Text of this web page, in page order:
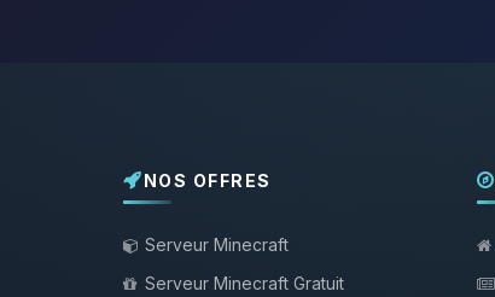
NOS OFFRES
Serveur Minecraft
Serveur Minecraft Gratuit